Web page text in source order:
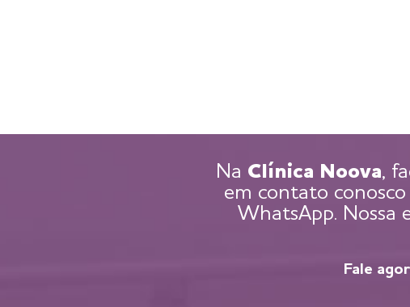
Na Clínica Noova,
em contato
WhatsApp. Nossa
Fale